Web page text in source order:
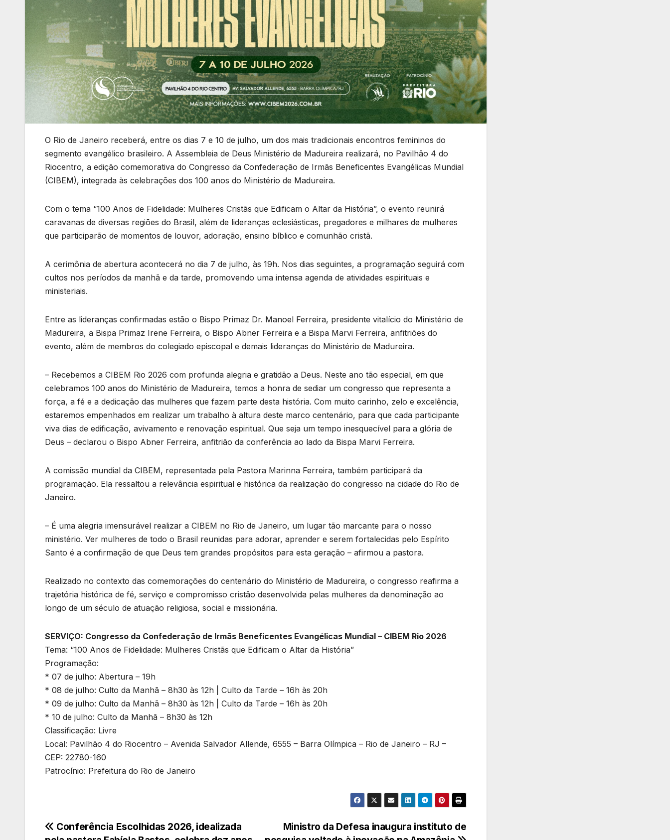
O Rio de Janeiro receberá, entre os dias 7 e 10 de julho, um dos mais tradicionais encontros femininos do
segmento evangélico brasileiro. A Assembleia de Deus Ministério de Madureira realizará, no Pavilhão 4 do
Riocentro, a edição comemorativa do Congresso da Confederação de Irmãs Beneficentes Evangélicas Mundial
(CIBEM), integrada às celebrações dos 100 anos do Ministério de Madureira.
Com o tema “100 Anos de Fidelidade: Mulheres Cristãs que Edificam o Altar da História”, o evento reunirá
caravanas de diversas regiões do Brasil, além de lideranças eclesiásticas, pregadores e milhares de mulheres
que participarão de momentos de louvor, adoração, ensino bíblico e comunhão cristã.
A cerimônia de abertura acontecerá no dia 7 de julho, às 19h. Nos dias seguintes, a programação seguirá com
cultos nos períodos da manhã e da tarde, promovendo uma intensa agenda de atividades espirituais e
ministeriais.
Entre as lideranças confirmadas estão o Bispo Primaz Dr. Manoel Ferreira, presidente vitalício do Ministério de
Madureira, a Bispa Primaz Irene Ferreira, o Bispo Abner Ferreira e a Bispa Marvi Ferreira, anfitriões do
evento, além de membros do colegiado episcopal e demais lideranças do Ministério de Madureira.
– Recebemos a CIBEM Rio 2026 com profunda alegria e gratidão a Deus. Neste ano tão especial, em que
celebramos 100 anos do Ministério de Madureira, temos a honra de sediar um congresso que representa a
força, a fé e a dedicação das mulheres que fazem parte desta história. Com muito carinho, zelo e excelência,
estaremos empenhados em realizar um trabalho à altura deste marco centenário, para que cada participante
viva dias de edificação, avivamento e renovação espiritual. Que seja um tempo inesquecível para a glória de
Deus – declarou o Bispo Abner Ferreira, anfitrião da conferência ao lado da Bispa Marvi Ferreira.
A comissão mundial da CIBEM, representada pela Pastora Marinna Ferreira, também participará da
programação. Ela ressaltou a relevância espiritual e histórica da realização do congresso na cidade do Rio de
Janeiro.
– É uma alegria imensurável realizar a CIBEM no Rio de Janeiro, um lugar tão marcante para o nosso
ministério. Ver mulheres de todo o Brasil reunidas para adorar, aprender e serem fortalecidas pelo Espírito
Santo é a confirmação de que Deus tem grandes propósitos para esta geração – afirmou a pastora.
Realizado no contexto das comemorações do centenário do Ministério de Madureira, o congresso reafirma a
trajetória histórica de fé, serviço e compromisso cristão desenvolvida pelas mulheres da denominação ao
longo de um século de atuação religiosa, social e missionária.
SERVIÇO: Congresso da Confederação de Irmãs Beneficentes Evangélicas Mundial – CIBEM Rio 2026
Tema: “100 Anos de Fidelidade: Mulheres Cristãs que Edificam o Altar da História”
Programação:
* 07 de julho: Abertura – 19h
* 08 de julho: Culto da Manhã – 8h30 às 12h | Culto da Tarde – 16h às 20h
* 09 de julho: Culto da Manhã – 8h30 às 12h | Culto da Tarde – 16h às 20h
* 10 de julho: Culto da Manhã – 8h30 às 12h
Classificação: Livre
Local: Pavilhão 4 do Riocentro – Avenida Salvador Allende, 6555 – Barra Olímpica – Rio de Janeiro – RJ –
CEP: 22780-160
Patrocínio: Prefeitura do Rio de Janeiro
Navegação
Ministro da Defesa inaugura instituto de
Conferência Escolhidas 2026, idealizada